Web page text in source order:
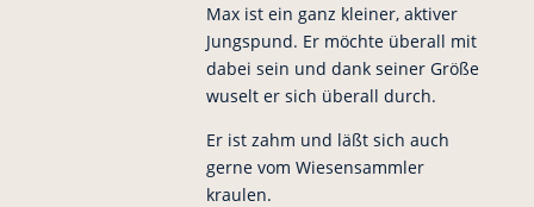
Max ist ein ganz kleiner, aktiver
Jungspund. Er möchte überall mit
dabei sein und dank seiner Größe
wuselt er sich überall durch.
Er ist zahm und läßt sich auch
gerne vom Wiesensammler
kraulen.